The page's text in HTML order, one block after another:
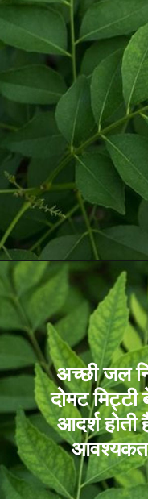
अच्छी जल
दोमट
आदर्श होती